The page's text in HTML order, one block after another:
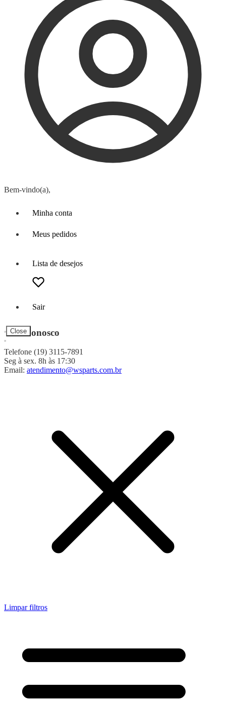
Bem-vindo(a),
Minha conta
Meus pedidos
Lista de desejos
Sair
Close
Fale Conosco
Telefone (19) 3115-7891
Seg à sex. 8h às 17:30
Email: atendimento@wsparts.com.br
Limpar filtros